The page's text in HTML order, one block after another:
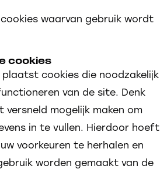
waarvan gebruik wordt
cookies
plaatst cookies die noodzakelijk
van de site. Denk
versneld mogelijk maken om
in te vullen. Hierdoor hoeft
voorkeuren te herhalen en
worden gemaakt van de